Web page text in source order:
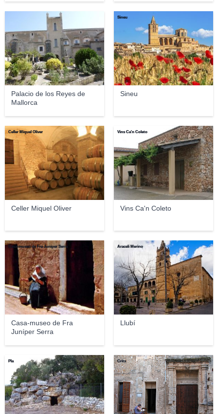
Palacio de los Reyes de
Mallorca
Sineu
Sineu
Celler Miquel Oliver
Celler Miquel Oliver
Vins Ca'n Coleto
Vins Ca'n Coleto
Casa-museo de Fra
Juníper Serra
Casa-museo de Fra Juníper Serra
Llubí
Araceli Merino
Pla Crits